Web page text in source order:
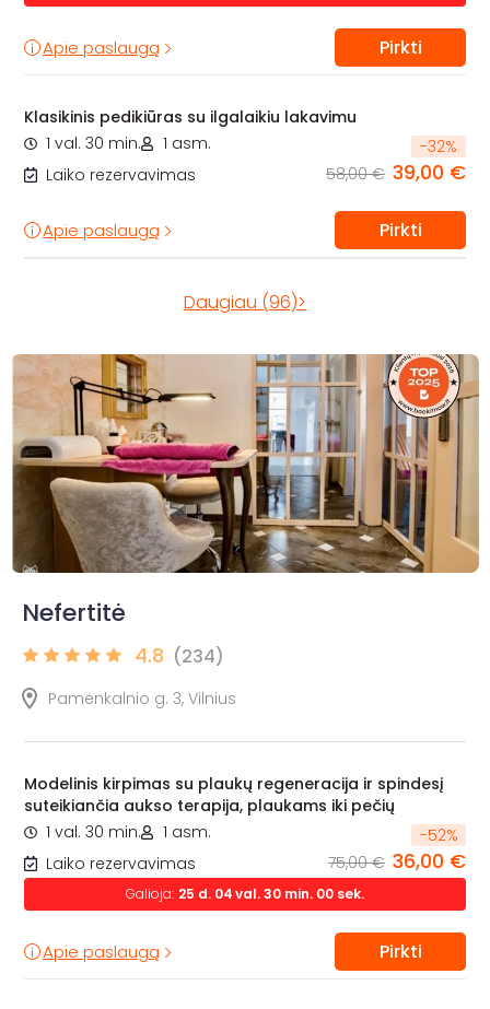
Apie paslaugą Pirkti
Klasikinis pedikiūras su ilgalaikiu lakavimu
1 val. 30 min.
1 asm.
Laiko rezervavimas
-32%
58,00 € 39,00 €
Apie paslaugą Pirkti
Daugiau (96)>
Nefertitė
4.8 (234)
Pamėnkalnio g. 3, Vilnius
Modelinis kirpimas su plaukų regeneracija ir spindesį
suteikiančia aukso terapija, plaukams iki pečių
1 val. 30 min.
1 asm.
Laiko rezervavimas
-52%
75,00 € 36,00 €
Galioja: 25 d. 04val. 29 min. 59 sek.
Apie paslaugą Pirkti